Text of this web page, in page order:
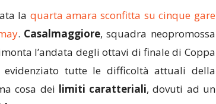
la quarta amara sconfitta su cinque gare
. Casalmaggiore, squadra neopromossa
l’andata degli ottavi di finale di Coppa
tutte le difficoltà attuali della
cosa dei limiti caratteriali, dovuti ad un